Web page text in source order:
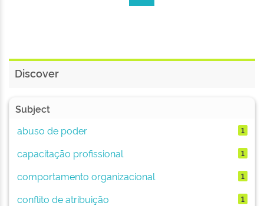
Discover
Subject
abuso de poder
1
capacitação profissional 1
comportamento organizacional 1
conflito de atribuição 1